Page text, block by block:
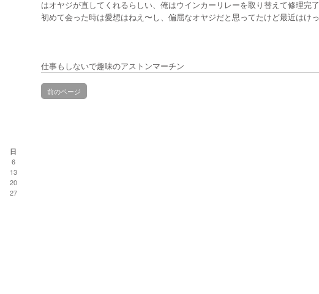
はオヤジが直してくれるらしい、俺はウインカーリレーを取り替えて修理完了
初めて会った時は愛想はねえ〜し、偏屈なオヤジだと思ってたけど最近はけっ
仕事もしないで趣味のアストンマーチン
前のページ
日
6
13
20
27